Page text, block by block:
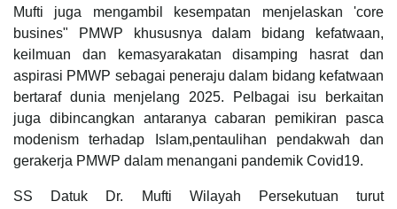
Mufti juga mengambil kesempatan menjelaskan 'core
busines" PMWP khususnya dalam bidang kefatwaan,
keilmuan dan kemasyarakatan disamping hasrat dan
aspirasi PMWP sebagai peneraju dalam bidang kefatwaan
bertaraf dunia menjelang 2025. Pelbagai isu berkaitan
juga dibincangkan antaranya cabaran pemikiran pasca
modenism terhadap Islam,pentaulihan pendakwah dan
gerakerja PMWP dalam menangani pandemik Covid19.
SS Datuk Dr. Mufti Wilayah Persekutuan turut